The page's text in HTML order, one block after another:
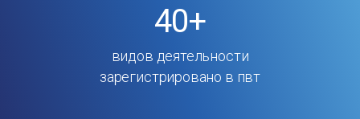
40+
видов деятельности
зарегистрировано в пвт